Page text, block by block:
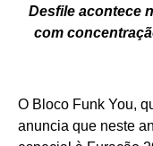
Desfile acontece
com
O Bloco Funk You,
anuncia que neste